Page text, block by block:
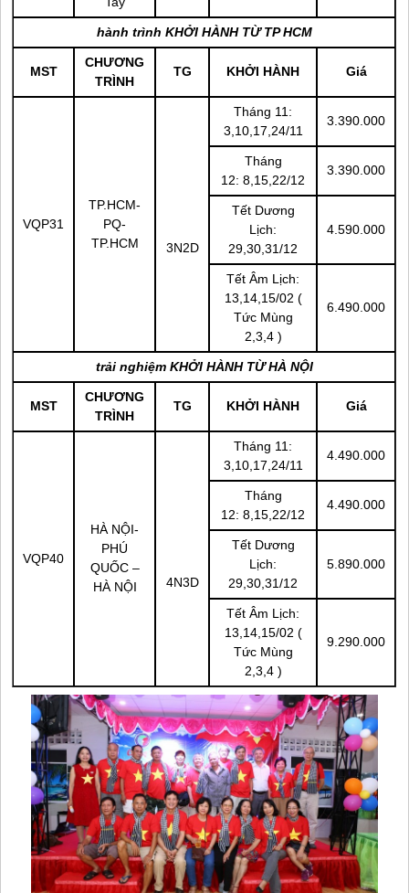
hành trình KHỞI HÀNH TỪ TP HCM
MST
CHƯƠNG
TRÌNH
TG KHỞI HÀNH Giá
VQP31
TP.HCM-
PQ-
TP.HCM
3N2D
Tháng 11:
3,10,17,24/11
3.390.000
Tháng
12: 8,15,22/12
3.390.000
Tết Dương
Lịch:
29,30,31/12
4.590.000
Tết Âm Lịch:
13,14,15/02 (
Tức Mùng
2,3,4 )
6.490.000
trải nghiệm KHỞI HÀNH TỪ HÀ NỘI
MST
CHƯƠNG
TRÌNH
TG KHỞI HÀNH Giá
VQP40
HÀ NỘI-
PHÚ
QUỐC–
HÀ NỘI
4N3D
Tháng 11:
3,10,17,24/11
4.490.000
Tháng
12: 8,15,22/12
4.490.000
Tết Dương
Lịch:
29,30,31/12
5.890.000
Tết Âm Lịch:
13,14,15/02 (
Tức Mùng
2,3,4 )
9.290.000